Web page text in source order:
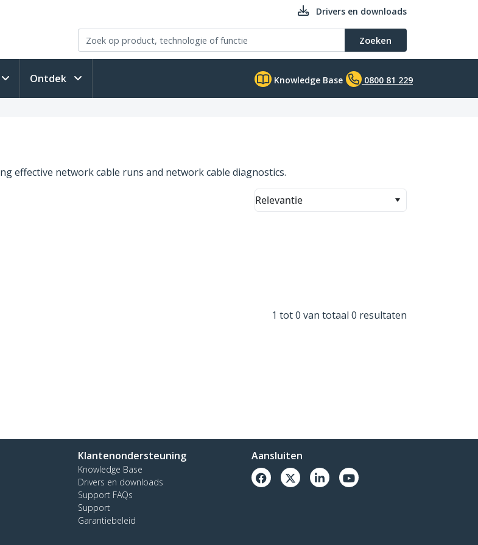
Drivers en downloads
Zoeken
Ontdek Knowledge Base 0800 81 229
effective network cable runs and network cable diagnostics.
Relevantie
1 tot 0 van totaal 0 resultaten
Klantenondersteuning
Knowledge Base
Drivers en downloads
Support FAQs
Support
Garantiebeleid
Aansluiten